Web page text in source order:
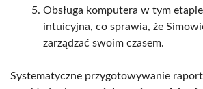
Obsługa komputera w tym
intuicyjna, co sprawia, że
zarządzać swoim czasem.
Systematyczne przygotowywanie